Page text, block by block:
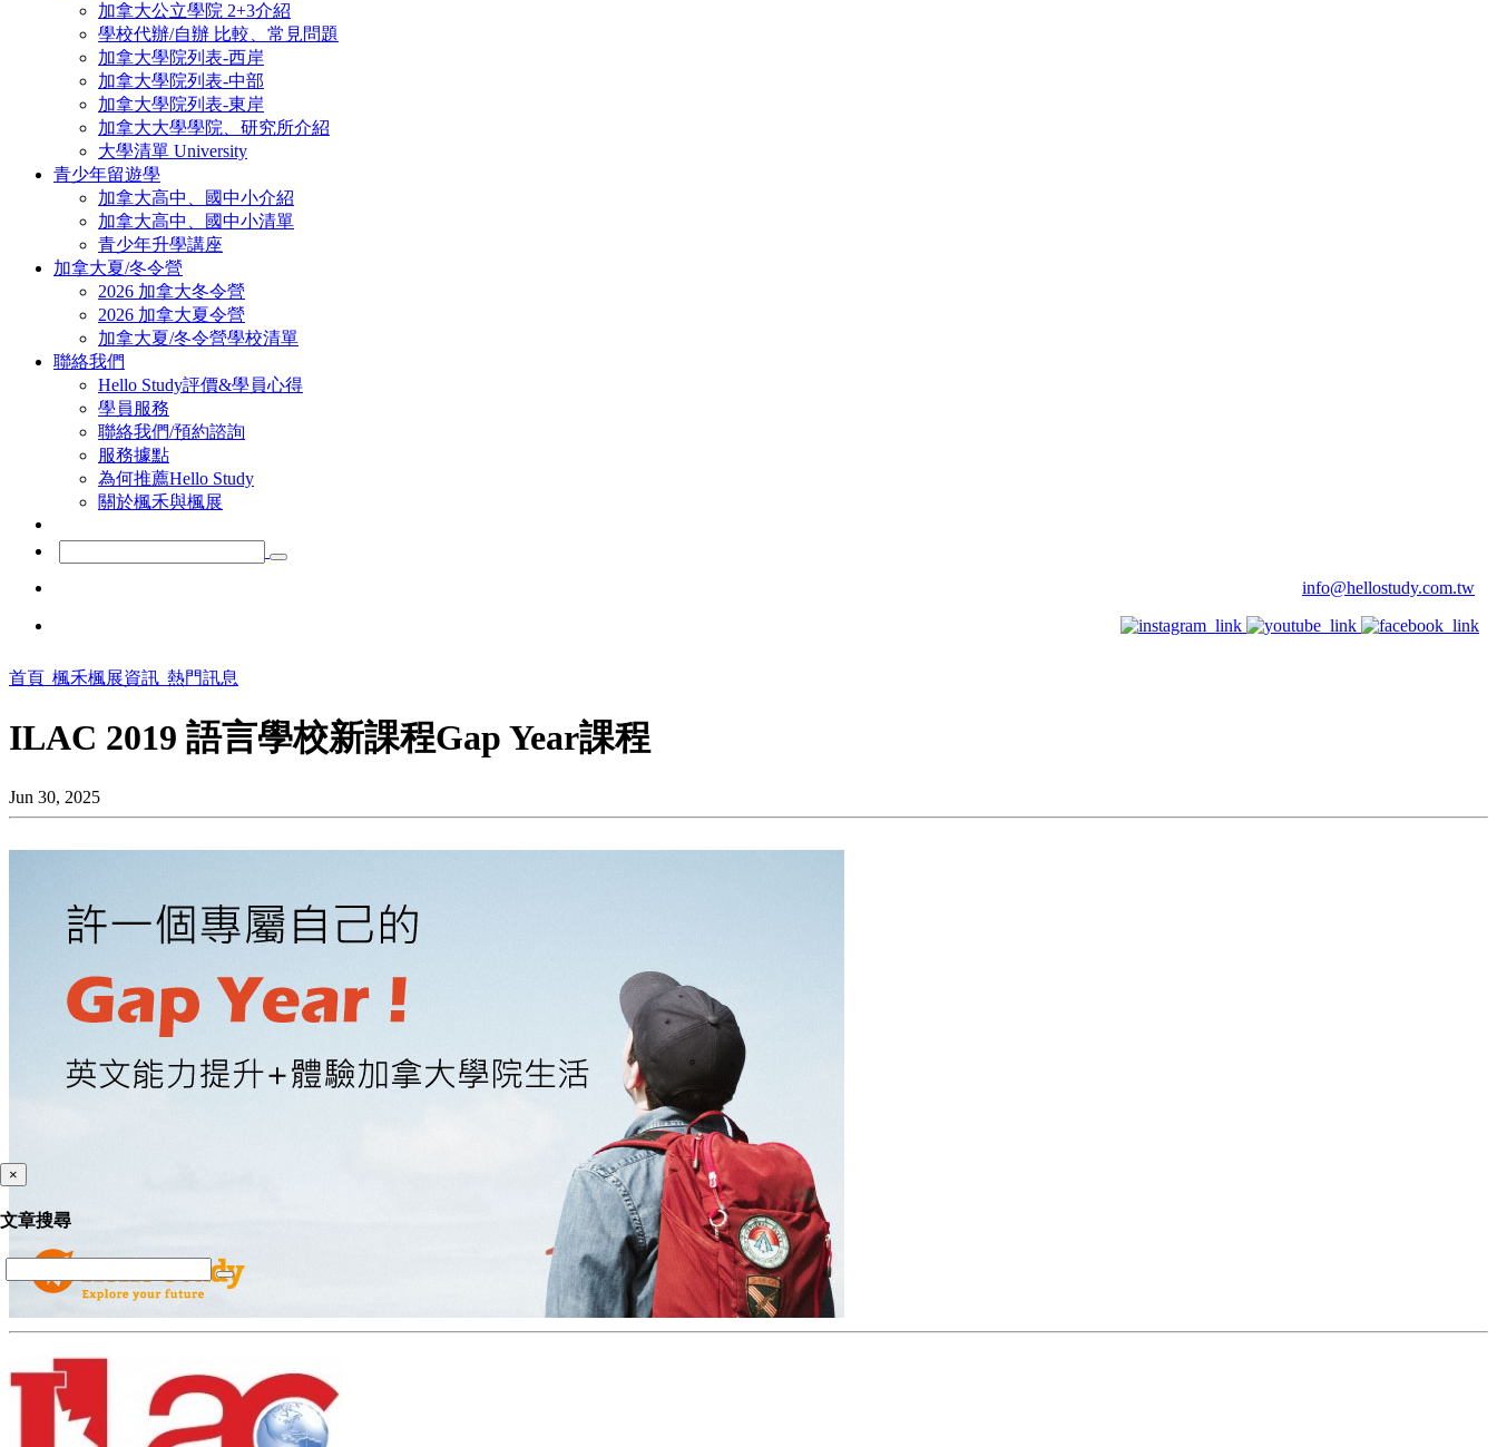
加拿大公立學院 2+3介紹
學校代辦/自辦 比較、常見問題
加拿大學院列表-西岸
加拿大學院列表-中部
加拿大學院列表-東岸
加拿大大學學院、研究所介紹
大學清單 University
青少年留遊學
加拿大高中、國中小介紹
加拿大高中、國中小清單
青少年升學講座
加拿大夏/冬令營
2026 加拿大冬令營
2026 加拿大夏令營
加拿大夏/冬令營學校清單
聯絡我們
Hello Study評價&學員心得
學員服務
聯絡我們/預約諮詢
服務據點
為何推薦Hello Study
關於楓禾與楓展
info@hellostudy.com.tw
首頁 楓禾楓展資訊 熱門訊息
ILAC 2019 語言學校新課程Gap Year課程
Jun 30, 2025
×
文章搜尋